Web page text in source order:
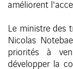
améliorent
Le ministre des
Nicolas
priorités à
développer la